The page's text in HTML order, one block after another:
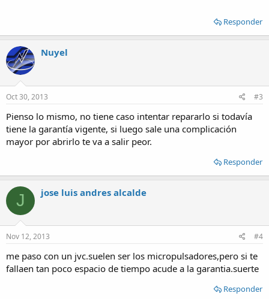
Responder
Nuyel
Oct 30, 2013 #3
Pienso lo mismo, no tiene caso intentar repararlo si todavía
tiene la garantía vigente, si luego sale una complicación
mayor por abrirlo te va a salir peor.
Responder
J jose luis andres alcalde
Nov 12, 2013 #4
me paso con un jvc.suelen ser los micropulsadores,pero si te
fallaen tan poco espacio de tiempo acude a la garantia.suerte
Responder